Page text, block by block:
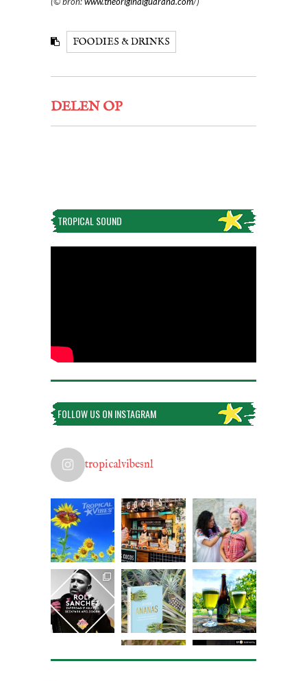
FOODIES & DRINKS
DELEN OP
TROPICAL SOUND
FOLLOW US ON INSTAGRAM
tropicalvibesnl